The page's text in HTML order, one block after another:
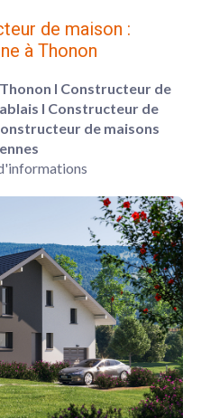
de maison :
à Thonon
l Constructeur de
l Constructeur de
de maisons